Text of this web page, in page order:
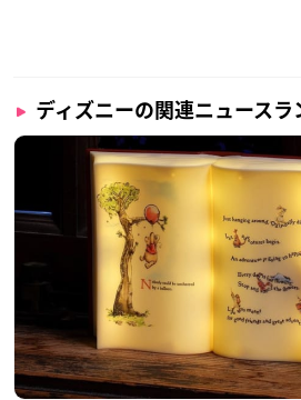
ディズニーの関連ニュースラ